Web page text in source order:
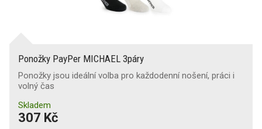
Ponožky PayPer MICHAEL 3páry
Ponožky jsou ideální volba pro každodenní nošení, práci i
volný čas
Skladem
307 Kč